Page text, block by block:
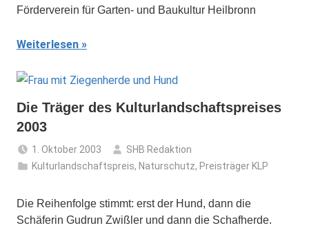
Förderverein für Garten- und Baukultur Heilbronn
Weiterlesen
Die Träger des Kulturlandschaftspreises
2003
1. Oktober 2003
SHB Redaktion
Kulturlandschaftspreis, Naturschutz, Preisträger KLP
Die Reihenfolge stimmt: erst der Hund, dann die
Schäferin Gudrun Zwißler und dann die Schafherde.